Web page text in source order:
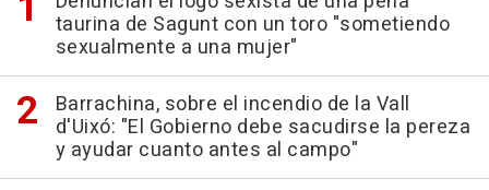
taurina de Sagunt con un toro "sometiendo
sexualmente a una mujer"
Barrachina, sobre el incendio de la Vall
d'Uixó: "El Gobierno debe sacudirse la pereza
y ayudar cuanto antes al campo"